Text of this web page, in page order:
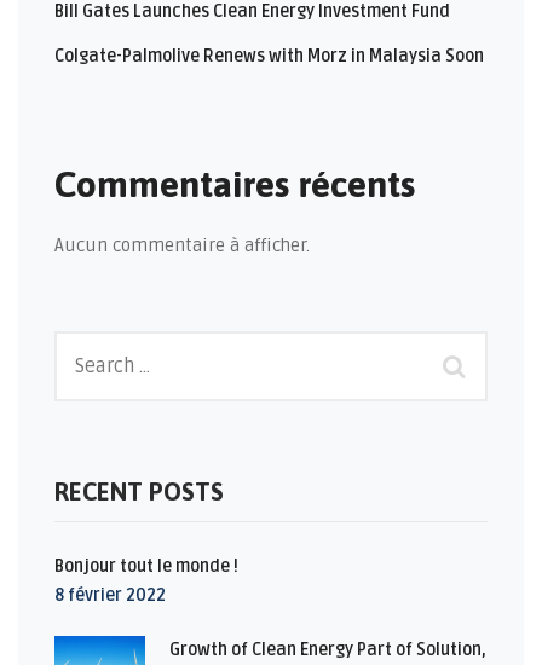
Bill Gates Launches Clean Energy Investment Fund
Colgate-Palmolive Renews with Morz in Malaysia Soon
Commentaires récents
Aucun commentaire à afficher.
RECENT POSTS
Bonjour tout le monde !
8 février 2022
Growth of Clean Energy Part of Solution,